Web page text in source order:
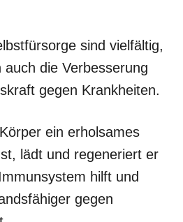
sind vielfältig,
die Verbesserung
gegen Krankheiten.
ein erholsames
lädt und regeneriert er
hilft und
gegen